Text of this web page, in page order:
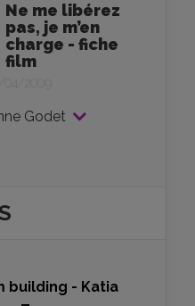
Ne me libérez
pas, je m’en
charge - fiche
film
04/2009
Godet
building - Katia